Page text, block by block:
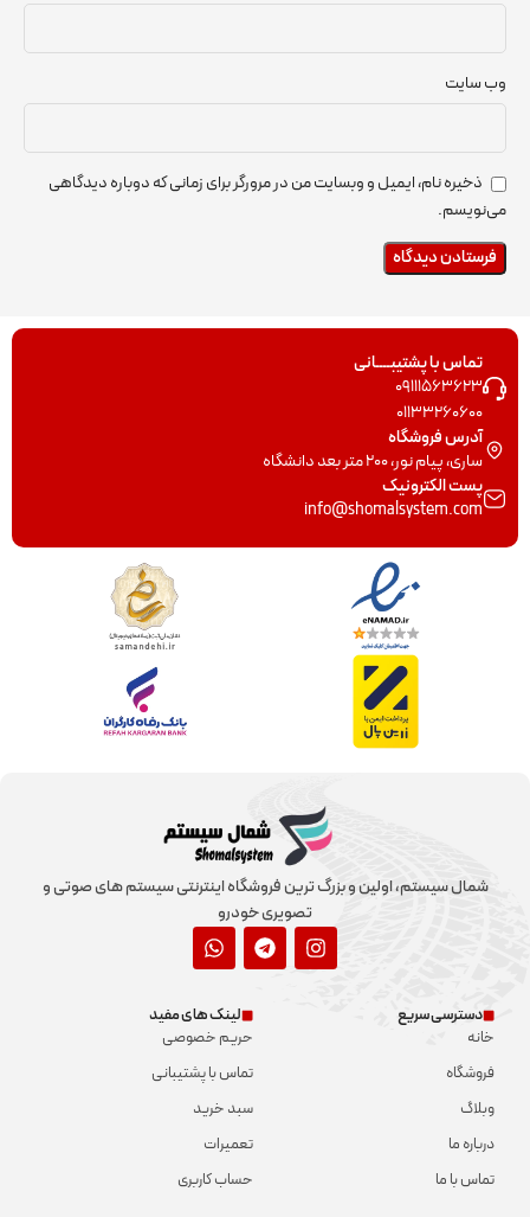
وب‌ سایت
ذخیره نام، ایمیل و وبسایت من در مرورگر برای زمانی که دوباره دیدگاهی
می‌نویسم.
تماس با پشتیبــــانی
09111563623
01133260600
آدرس فروشگاه
ساری، پیام نور، 200 متر بعد دانشگاه
پست الکترونیک
info@shomalsystem.com
شمال سیستم، اولین و بزرگ ترین فروشگاه اینترنتی سیستم های صوتی و
تصویری خودرو
دسترسی سریع
خانه
فروشگاه
وبلاگ
درباره ما
تماس با ما
لینک های مفید
حریم خصوصی
تماس با پشتیبانی
سبد خرید
تعمیرات
حساب کاربری